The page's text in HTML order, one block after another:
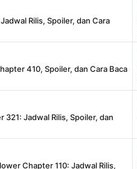
Rilis, Spoiler, dan Cara
410, Spoiler, dan Cara Baca
321: Jadwal Rilis, Spoiler, dan
Chapter 110: Jadwal Rilis,